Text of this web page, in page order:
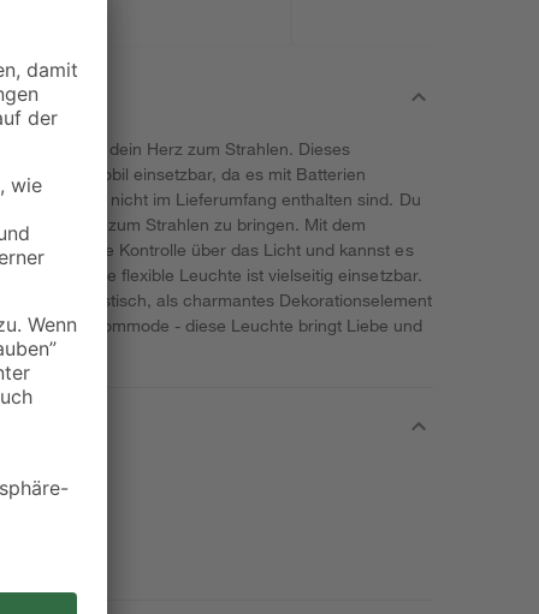
du auch dein Herz zum Strahlen. Dieses
und mobil einsetzbar, da es mit Batterien
Batterien nicht im Lieferumfang enthalten sind. Du
die Leuchte zum Strahlen zu bringen. Mit dem
du die volle Kontrolle über das Licht und kannst es
Die flexible Leuchte ist vielseitig einsetzbar.
deinem Esstisch, als charmantes Dekorationselement
auf der Kommode - diese Leuchte bringt Liebe und